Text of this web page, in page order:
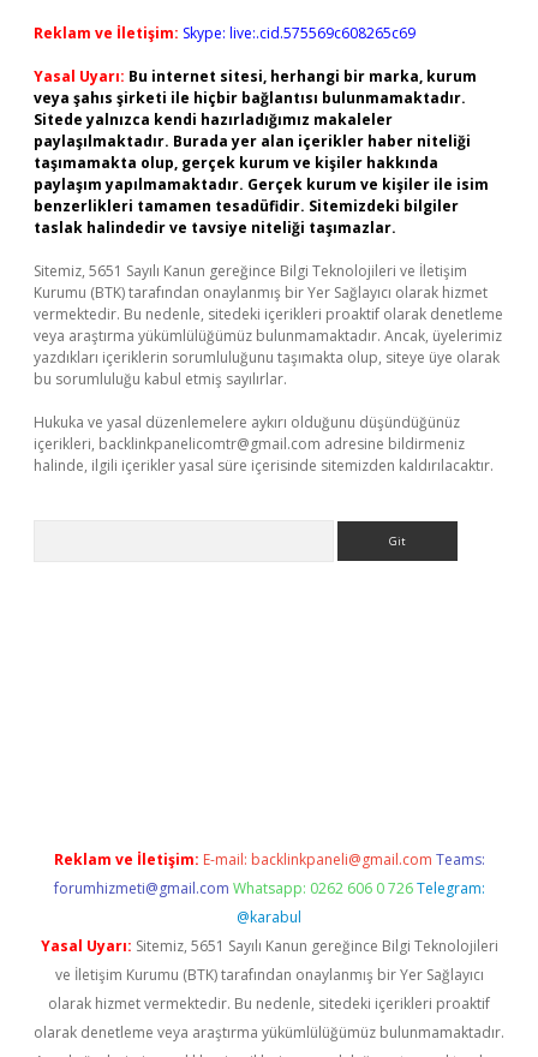
Reklam ve İletişim: Skype: live:.cid.575569c608265c69
Yasal Uyarı: Bu internet sitesi, herhangi bir marka, kurum
veya şahıs şirketi ile hiçbir bağlantısı bulunmamaktadır.
Sitede yalnızca kendi hazırladığımız makaleler
paylaşılmaktadır. Burada yer alan içerikler haber niteliği
taşımamakta olup, gerçek kurum ve kişiler hakkında
paylaşım yapılmamaktadır. Gerçek kurum ve kişiler ile isim
benzerlikleri tamamen tesadüfidir. Sitemizdeki bilgiler
taslak halindedir ve tavsiye niteliği taşımazlar.
Sitemiz, 5651 Sayılı Kanun gereğince Bilgi Teknolojileri ve İletişim
Kurumu (BTK) tarafından onaylanmış bir Yer Sağlayıcı olarak hizmet
vermektedir. Bu nedenle, sitedeki içerikleri proaktif olarak denetleme
veya araştırma yükümlülüğümüz bulunmamaktadır. Ancak, üyelerimiz
yazdıkları içeriklerin sorumluluğunu taşımakta olup, siteye üye olarak
bu sorumluluğu kabul etmiş sayılırlar.
Hukuka ve yasal düzenlemelere aykırı olduğunu düşündüğünüz
içerikleri, backlinkpanelicomtr@gmail.com adresine bildirmeniz
halinde, ilgili içerikler yasal süre içerisinde sitemizden kaldırılacaktır.
Reklam ve İletişim: E-mail: backlinkpaneli@gmail.com Teams:
forumhizmeti@gmail.com Whatsapp: 0262 606 0 726 Telegram:
@karabul
Yasal Uyarı: Sitemiz, 5651 Sayılı Kanun gereğince Bilgi Teknolojileri
ve İletişim Kurumu (BTK) tarafından onaylanmış bir Yer Sağlayıcı
olarak hizmet vermektedir. Bu nedenle, sitedeki içerikleri proaktif
olarak denetleme veya araştırma yükümlülüğümüz bulunmamaktadır.